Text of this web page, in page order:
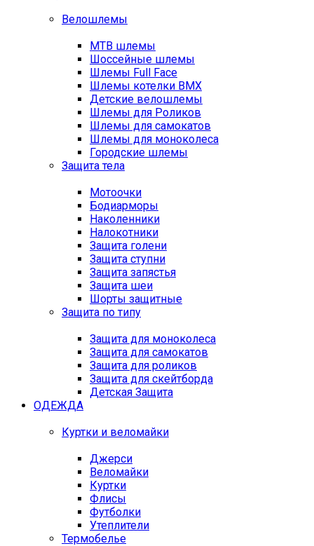
Велошлемы
MTB шлемы
Шоссейные шлемы
Шлемы Full Face
Шлемы котелки BMX
Детские велошлемы
Шлемы для Роликов
Шлемы для самокатов
Шлемы для моноколеса
Городские шлемы
Защита тела
Мотоочки
Бодиарморы
Наколенники
Налокотники
Защита голени
Защита ступни
Защита запястья
Защита шеи
Шорты защитные
Защита по типу
Защита для моноколеса
Защита для самокатов
Защита для роликов
Защита для скейтборда
Детская Защита
ОДЕЖДА
Куртки и веломайки
Джерси
Веломайки
Куртки
Флисы
Футболки
Утеплители
Термобелье